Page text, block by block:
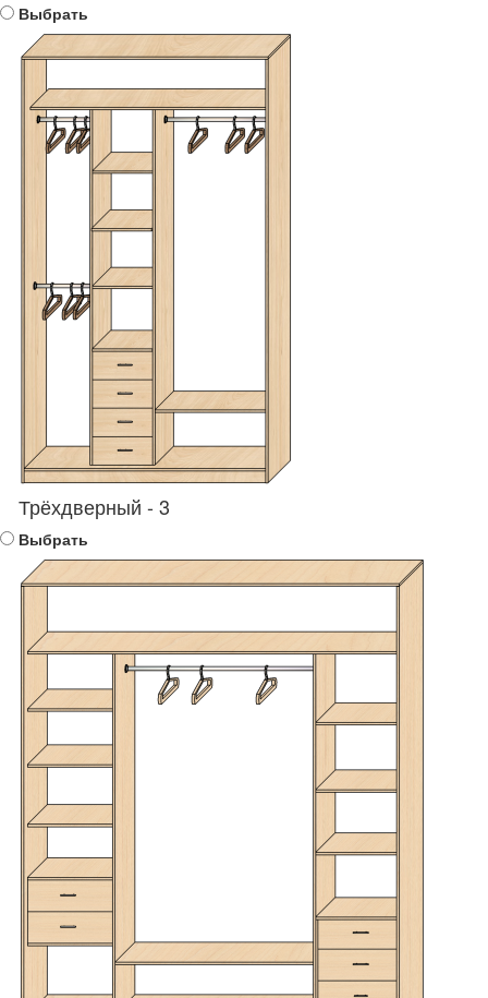
Выбрать
Трёхдверный - 3
Выбрать